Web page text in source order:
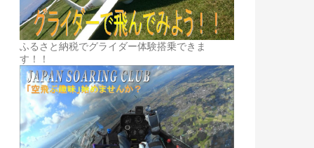
ふるさと納税でグライダー体験搭乗できま
す！！